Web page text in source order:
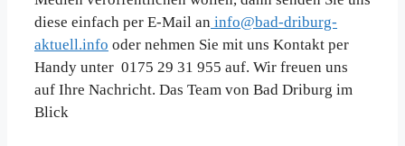
diese einfach per E-Mail an info@bad-driburg-
aktuell.info oder nehmen Sie mit uns Kontakt per
Handy unter 0175 29 31 955 auf. Wir freuen uns
auf Ihre Nachricht. Das Team von Bad Driburg im
Blick